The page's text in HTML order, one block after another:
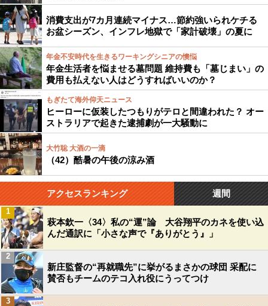
消費支出が7カ月連続マイナス…節約強いられケチる
お盆シーズン、インフレ地獄で「家計破壊」の夏に
年金不安時代を生きるワーキングシニアの懊悩
年金生活者を悩ませる墓問題 維持費も「墓じまい」の
費用も払えない人はどうすればいいのか？
もぎたて海外仰天ニュース
ヒーローに仮装したつもりがテロと間違われた？ オー
ストラリアで起きた逮捕劇が一大騒動に
大竹聡 大酒の一滴
（42）酷暑の午後の涼み酒
アクセスランキング 週間
萩本欽一〈34〉私の“運”論 大谷翔平のカネを使い込
んだ通訳に「小さな声で『ありがとう』」
1
新庄監督の“再就職先”に挙がるまさかの球団 采配に
賛否もチームのテコ入れ役にうってつけ
2
3